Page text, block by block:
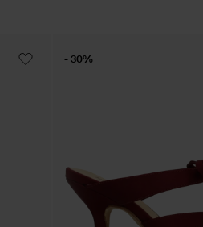
- 30%